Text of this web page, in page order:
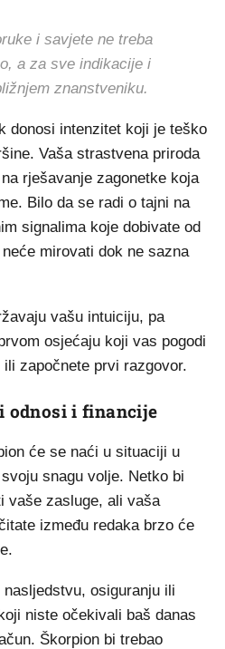
i savjete ne treba
a za sve indikacije i
znanstveniku.
donosi intenzitet koji je teško
Vaša strastvena priroda
rješavanje zagonetke koja
Bilo da se radi o tajni na
signalima koje dobivate od
mirovati dok ne sazna
vašu intuiciju, pa
osjećaju koji vas pogodi
započnete prvi razgovor.
odnosi i financije
će se naći u situaciji u
snagu volje. Netko bi
vaše zasluge, ali vaša
između redaka brzo će
osiguranju ili
niste očekivali baš danas
Škorpion bi trebao